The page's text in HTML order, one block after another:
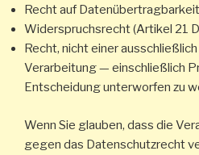
Recht auf
Widerspruchsrecht (Artikel 21
Recht, nicht einer
Verarbeitung — einschließlich
Entscheidung unterworfen zu
Wenn Sie glauben, dass die
gegen das Datenschutzrecht